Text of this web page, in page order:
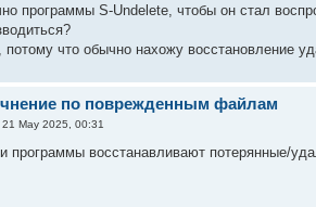
программы S-Undelete, чтобы он стал
потому что обычно нахожу восстановление
по поврежденным файлам
21 May 2025, 00:31
программы восстанавливают потерянные/